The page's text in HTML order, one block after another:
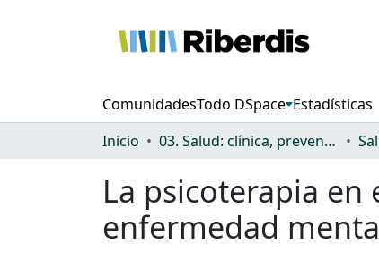
ComunidadesTodo DSpace Estadísticas
Inicio
03. Salud: clínica, prevención, atención sanitaria y (re)habilitación
La psicoterapia en
enfermedad